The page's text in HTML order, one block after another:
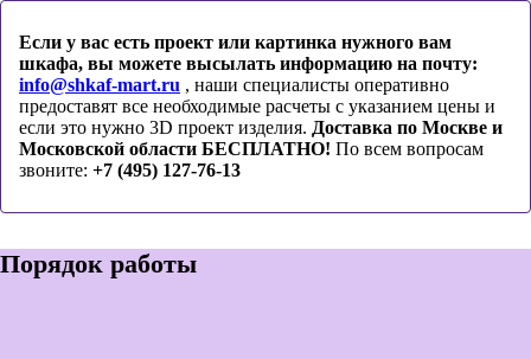
Если у вас есть проект или картинка нужного вам
шкафа, вы можете высылать информацию на почту:
info@shkaf-mart.ru , наши специалисты оперативно
предоставят все необходимые расчеты с указанием цены и
если это нужно 3D проект изделия. Доставка по Москве и
Московской области БЕСПЛАТНО! По всем вопросам
звоните: +7 (495) 127-76-13
Порядок работы